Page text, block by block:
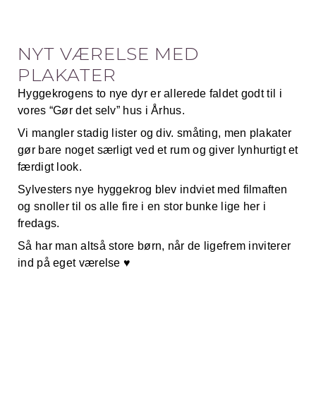
NYT VÆRELSE MED
PLAKATER
Hyggekrogens to nye dyr er allerede faldet godt til i
vores “Gør det selv” hus i Århus.
Vi mangler stadig lister og div. småting, men plakater
gør bare noget særligt ved et rum og giver lynhurtigt et
færdigt look.
Sylvesters nye hyggekrog blev indviet med filmaften
og snoller til os alle fire i en stor bunke lige her i
fredags.
Så har man altså store børn, når de ligefrem inviterer
ind på eget værelse ♥